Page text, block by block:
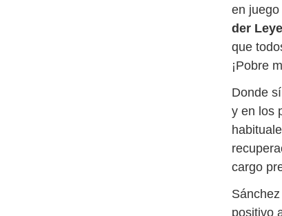
en
der
que
¡Pobre
Donde
y en los
cargo
positivo